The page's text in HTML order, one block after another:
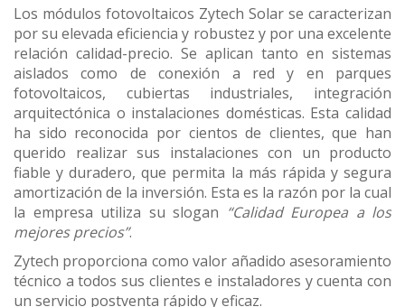
Los módulos fotovoltaicos Zytech Solar se caracterizan
por su elevada eficiencia y robustez y por una excelente
relación calidad-precio. Se aplican tanto en sistemas
aislados como de conexión a red y en parques
fotovoltaicos, cubiertas industriales, integración
arquitectónica o instalaciones domésticas. Esta calidad
ha sido reconocida por cientos de clientes, que han
querido realizar sus instalaciones con un producto
fiable y duradero, que permita la más rápida y segura
amortización de la inversión. Esta es la razón por la cual
la empresa utiliza su slogan “Calidad Europea a los
mejores precios”.
Zytech proporciona como valor añadido asesoramiento
técnico a todos sus clientes e instaladores y cuenta con
un servicio postventa rápido y eficaz.